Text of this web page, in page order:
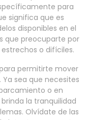
para
significa que es
disponibles en el
que preocuparte por
o difíciles.
permitirte mover
sea que necesites
o en
la tranquilidad
Olvídate de las